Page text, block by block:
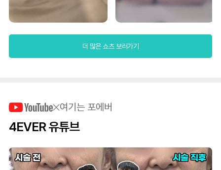
더 많은 쇼츠 보러가기
여기는 포에버
4EVER 유튜브